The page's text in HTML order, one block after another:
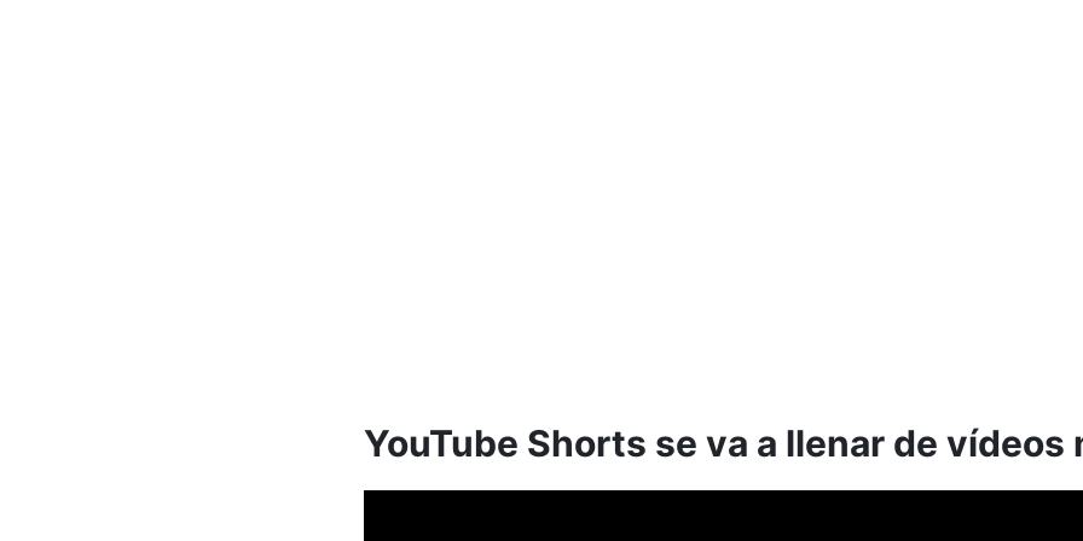
YouTube Shorts se va a llenar de vídeos